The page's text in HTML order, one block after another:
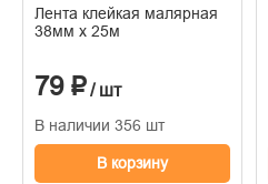
Лента клейкая малярная
38мм х 25м
79 ₽/ шт
В наличии 356 шт
В корзину